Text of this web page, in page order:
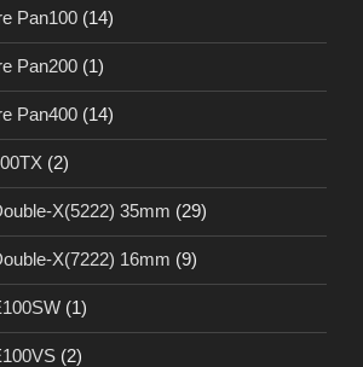
Pan100 (14)
Pan200 (1)
Pan400 (14)
(2)
X(5222) 35mm (29)
X(7222) 16mm (9)
(1)
(2)